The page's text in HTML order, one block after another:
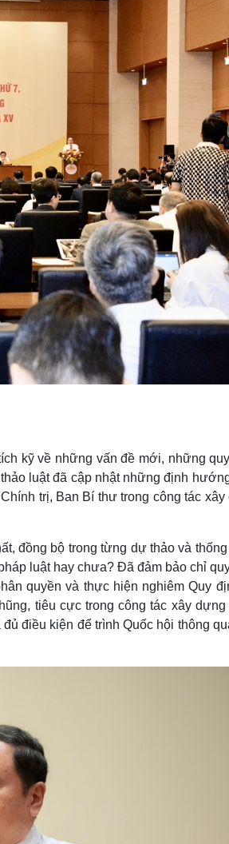
kỹ về những vấn đề mới, những
luật đã cập nhật những định
trị, Ban Bí thư trong công tác xây
đồng bộ trong từng dự thảo và thống
luật hay chưa? Đã đảm bảo chỉ
quyền và thực hiện nghiêm Quy
tiêu cực trong công tác xây dựng
điều kiện để trình Quốc hội thông